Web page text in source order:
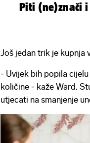
Piti (ne)znači
Još jedan trik je kupnja
- Uvijek bih popila
količine - kaže Ward.
utjecati na smanjenje